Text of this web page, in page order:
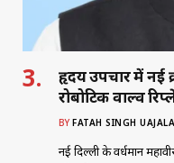
हृदय उपचार में नई
रोबोटिक वाल्व
BY FATAH SINGH UAJALA
नई दिल्ली के वर्धमान